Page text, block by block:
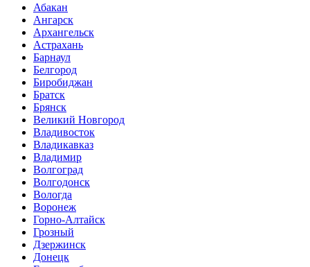
Абакан
Ангарск
Архангельск
Астрахань
Барнаул
Белгород
Биробиджан
Братск
Брянск
Великий Новгород
Владивосток
Владикавказ
Владимир
Волгоград
Волгодонск
Вологда
Воронеж
Горно-Алтайск
Грозный
Дзержинск
Донецк